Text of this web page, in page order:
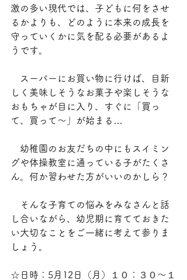
激の多い現代では、子どもに何をさせ
るかよりも、どのように本来の成長を
守っていくかに気を配る必要があるよ
うです。
スーパーにお買い物に行けば、目新
しく美味しそうなお菓子や楽しそうな
おもちゃが目に入り、すぐに「買っ
て、買って〜」が始まる…
幼稚園のお友だちの中にもスイミン
グや体操教室に通っている子がたくさ
ん。何か習わせた方がいいのかしら？
そんな子育ての悩みをみなさんと話
し合いながら、幼児期に育てておきた
い大切なことをご一緒に考えて参りま
しょう。
☆日時：5月12日（月）１０：３０～１